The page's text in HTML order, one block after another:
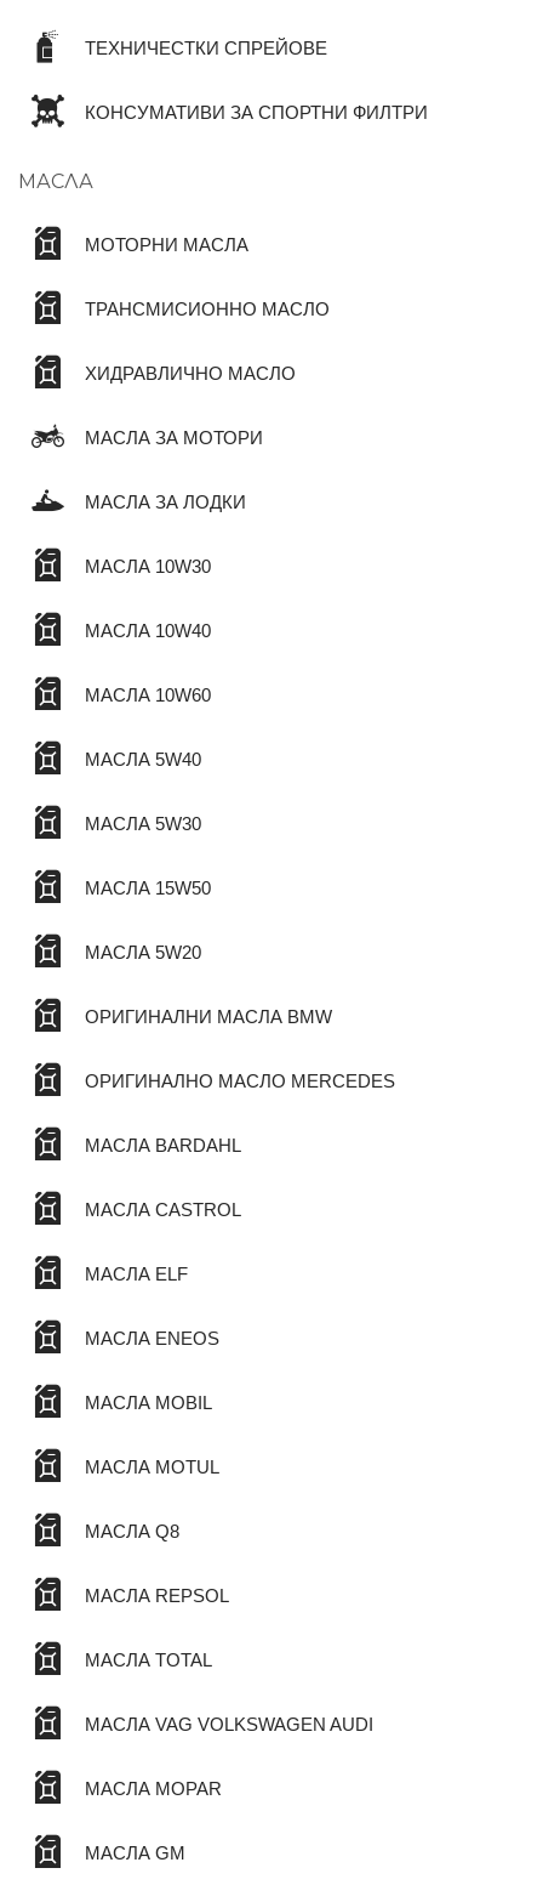
ТЕХНИЧЕСТКИ СПРЕЙОВЕ
КОНСУМАТИВИ ЗА СПОРТНИ ФИЛТРИ
МАСЛА
МОТОРНИ МАСЛА
ТРАНСМИСИОННО МАСЛО
ХИДРАВЛИЧНО МАСЛО
МАСЛА ЗА МОТОРИ
МАСЛА ЗА ЛОДКИ
МАСЛА 10W30
МАСЛА 10W40
МАСЛА 10W60
МАСЛА 5W40
МАСЛА 5W30
МАСЛА 15W50
МАСЛА 5W20
ОРИГИНАЛНИ МАСЛА BMW
ОРИГИНАЛНО МАСЛО MERCEDES
МАСЛА BARDAHL
МАСЛА CASTROL
МАСЛА ELF
МАСЛА ENEOS
МАСЛА MOBIL
МАСЛА MOTUL
МАСЛА Q8
МАСЛА REPSOL
МАСЛА TOTAL
МАСЛА VAG VOLKSWAGEN AUDI
МАСЛА MOPAR
МАСЛА GM